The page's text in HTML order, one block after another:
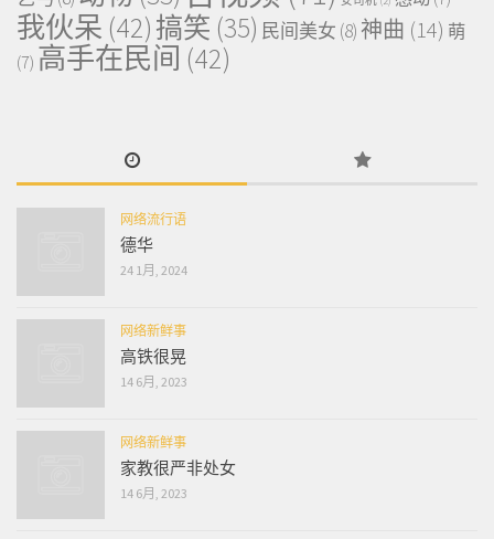
我伙呆 (42)搞笑 (35) 民间美女 (8) 神曲 (14) 萌
(7) 高手在民间 (42)
网络流行语
德华
24 1月, 2024
网络新鲜事
高铁很晃
14 6月, 2023
网络新鲜事
家教很严非处女
14 6月, 2023